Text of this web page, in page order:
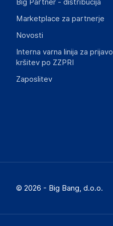
Big Partner - distribucija
Marketplace za partnerje
Novosti
Interna varna linija za prijavo
kršitev po ZZPRI
Zaposlitev
© 2026 - Big Bang, d.o.o.